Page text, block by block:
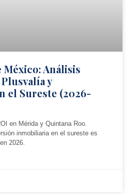
Análisis
y
el Sureste (2026-
en Mérida y Quintana Roo.
inmobiliaria en el sureste es
2026.